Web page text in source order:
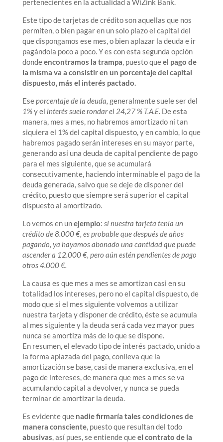
pertenecientes en la actualidad a WiZink Bank.
Este tipo de tarjetas de crédito son aquellas que nos
permiten, o bien pagar en un solo plazo el capital del
que dispongamos ese mes, o bien aplazar la deuda e ir
pagándola poco a poco. Y es con esta segunda opción
dondeencontramos la trampa, puesto queel pago de
la misma va a consistir en un porcentaje del capital
dispuesto, más el interés pactado.
Eseporcentaje de la deuda, generalmente suele ser del
1%y el interés suele rondar el 24,27 % T.A.E. De esta
manera, mes a mes, no habremos amortizado ni tan
siquiera el 1% del capital dispuesto, y en cambio, lo que
habremos pagado serán intereses en su mayor parte,
generando así una deuda de capital pendiente de pago
para el mes siguiente, que se acumulará
consecutivamente, haciendo interminable el pago de la
deuda generada, salvo que se deje de disponer del
crédito, puesto que siempre será superior el capital
dispuesto al amortizado.
Lo vemos en unejemplo: si nuestra tarjeta tenía un
crédito de 8.000 €, es probable que después de años
pagando, ya hayamos abonado una cantidad que puede
ascender a 12.000 €, pero aún estén pendientes de pago
otros 4.000 €.
La causa es que mes a mes se amortizan casi en su
totalidad los intereses, pero no el capital dispuesto, de
modo que si el mes siguiente volvemos a utilizar
nuestra tarjeta y disponer de crédito, éste se acumula
al mes siguiente y la deuda será cada vez mayor pues
nunca se amortiza más de lo que se dispone.
En resumen, el elevado tipo de interés pactado, unido a
la forma aplazada del pago, conlleva que la
amortización se base, casi de manera exclusiva, en el
pago de intereses, de manera que mes a mes se va
acumulando capital a devolver, y nunca se pueda
terminar de amortizar la deuda.
Es evidente que nadie firmaría tales condiciones de
manera consciente, puesto que resultan del todo
abusivas, así pues, se entiende queel contrato de la